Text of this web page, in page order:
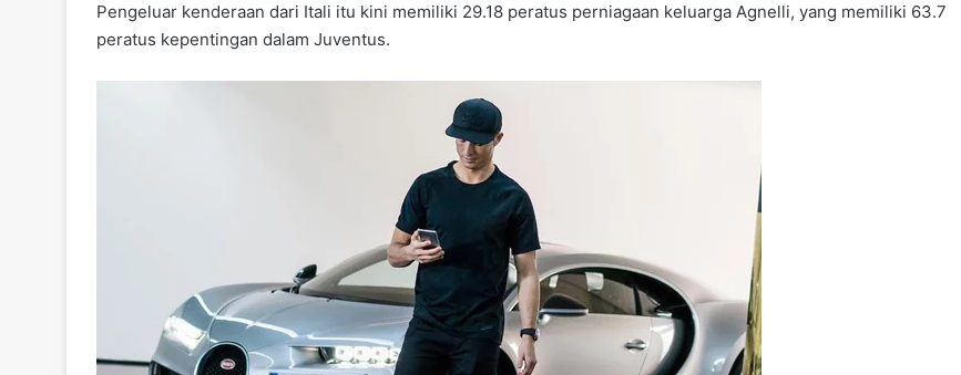
o
o
k
p
p
Pengeluar kenderaan dari Itali itu kini memiliki 29.18 peratus perniagaan keluarga Agnelli, yang memiliki 63.7
peratus kepentingan dalam Juventus.